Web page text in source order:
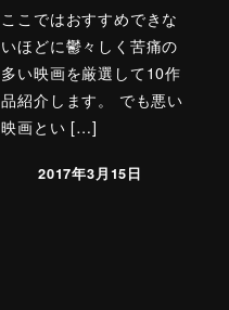
ここではおすすめできな
いほどに鬱々しく苦痛の
多い映画を厳選して10作
品紹介します。 でも悪い
映画とい […]
2017年3月15日